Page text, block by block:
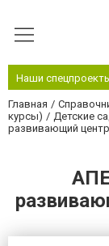
Наши
Главная
курсы)
Детские
развивающий